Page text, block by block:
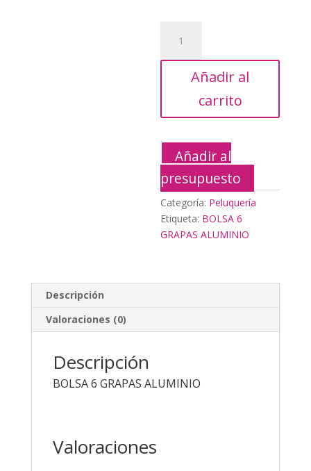
GRAPAS
ALUMINIOAñadir al
carrito
Añadir al
presupuesto
Categoría: Peluquería
Etiqueta: BOLSA 6
GRAPAS ALUMINIO
Descripción
Valoraciones (0)
Descripción
BOLSA 6 GRAPAS ALUMINIO
Valoraciones